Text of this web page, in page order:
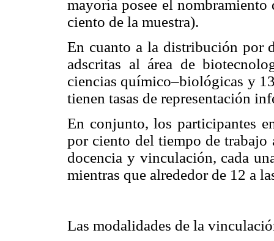
mayoría posee el
ciento de la muestra).
En cuanto a la distribución por
adscritas al área de
ciencias químico–biológicas y
tienen tasas de representación
En conjunto, los participantes
por ciento del tiempo de trabajo
docencia y vinculación, cada
mientras que alrededor de 12 a
Las modalidades de la